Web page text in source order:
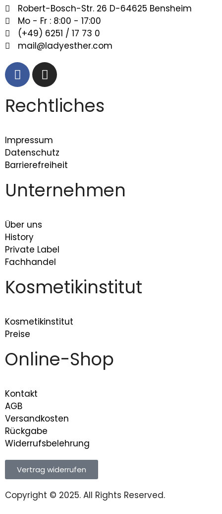
Robert-Bosch-Str. 26 D-64625 Bensheim
Mo - Fr : 8:00 - 17:00
(+49) 6251 / 17 73 0
mail@ladyesther.com
Rechtliches
Impressum
Datenschutz
Barrierefreiheit
Unternehmen
Über uns
History
Private Label
Fachhandel
Kosmetikinstitut
Kosmetikinstitut
Preise
Online-Shop
Kontakt
AGB
Versandkosten
Rückgabe
Widerrufsbelehrung
Vertrag widerrufen
Copyright © 2025. All Rights Reserved.